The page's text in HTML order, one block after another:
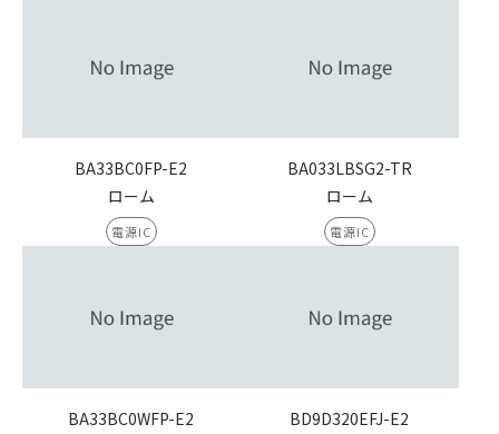
BA33BC0FP-E2
ローム
電源IC
BA033LBSG2-TR
ローム
電源IC
BA33BC0WFP-E2
BD9D320EFJ-E2